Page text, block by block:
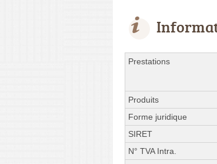
Prestations
Produits
Forme juridique
SIRET
N° TVA Intra.